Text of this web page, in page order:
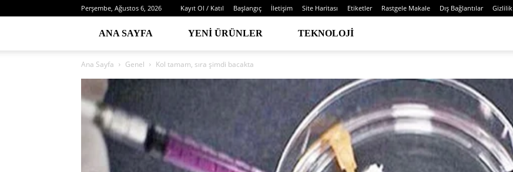
Perşembe, Ağustos 6, 2026 Kayıt Ol / Katıl Başlangıç İletişim Site Haritası Etiketler Rastgele Makale Dış Bağlantılar Gizlilik
ANA SAYFA YENI ÜRÜNLER TEKNOLOJI
Ana Sayfa Genel Kol tamam, sıra şimdi bacakta